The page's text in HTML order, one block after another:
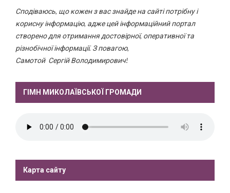
Сподіваюсь, що кожен з вас знайде на сайті потрібну і
корисну інформацію, адже цей інформаційний портал
створено для отримання достовірної, оперативної та
різнобічної інформації. З повагою,
Самотой Сергій Володимирович!
ГІМН МИКОЛАЇВСЬКОЇ ГРОМАДИ
Карта сайту